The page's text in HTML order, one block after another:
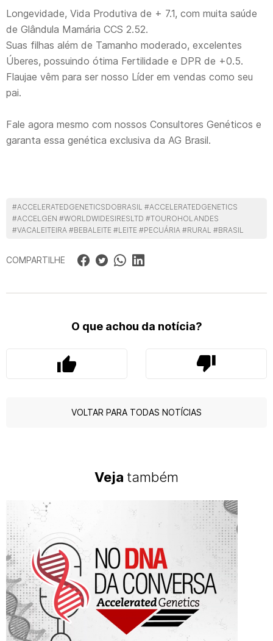
Longevidade, Vida Produtiva de + 7.1, com muita saúde
de Glândula Mamária CCS 2.52.
Suas filhas além de Tamanho moderado, excelentes
Úberes, possuindo ótima Fertilidade e DPR de +0.5.
Flaujae vêm para ser nosso Líder em vendas como seu
pai.
Fale agora mesmo com nossos Consultores Genéticos e
garanta essa genética exclusiva da AG Brasil.
#ACCELERATEDGENETICSDOBRASIL #ACCELERATEDGENETICS
#ACCELGEN #WORLDWIDESIRESLTD #TOUROHOLANDES
#VACALEITEIRA #BEBALEITE #LEITE #PECUÁRIA #RURAL #BRASIL
COMPARTILHE
O que achou da notícia?
VOLTAR PARA TODAS NOTÍCIAS
Veja também